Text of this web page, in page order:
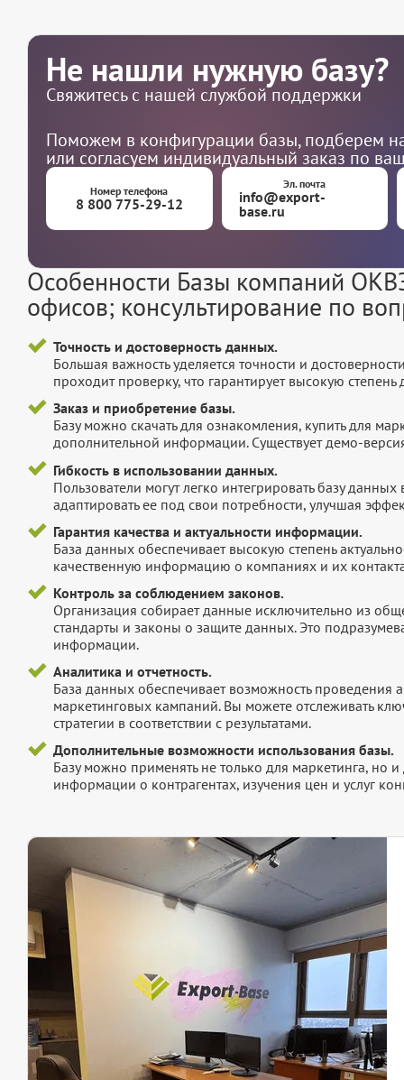
Не нашли нужную базу?
Свяжитесь с нашей службой поддержки
Поможем в конфигурации базы, подберем
или согласуем индивидуальный заказ по
Номер телефона
8 800 775-29-12
Эл. почта
info@export-
base.ru
Особенности Базы компаний
офисов; консультирование по
Точность и достоверность данных.
Большая важность уделяется точности и
проходит проверку, что гарантирует высокую
Заказ и приобретение базы.
Базу можно скачать для ознакомления, купить для
дополнительной информации. Существует демо-
Гибкость в использовании данных.
Пользователи могут легко интегрировать базу
адаптировать ее под свои потребности, улучшая
Гарантия качества и актуальности информации.
База данных обеспечивает высокую степень
качественную информацию о компаниях и их
Контроль за соблюдением законов.
Организация собирает данные исключительно из
стандарты и законы о защите данных. Это
информации.
Аналитика и отчетность.
База данных обеспечивает возможность проведения
маркетинговых кампаний. Вы можете отслеживать
стратегии в соответствии с результатами.
Дополнительные возможности использования базы.
Базу можно применять не только для маркетинга, но
информации о контрагентах, изучения цен и услуг